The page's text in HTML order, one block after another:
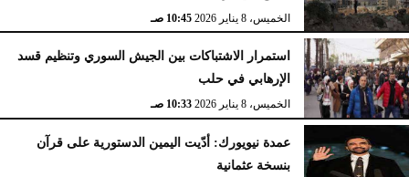
الخميس، 8 يناير 2026 10:45 صـ
استمرار الاشتباكات بين الجيش السوري وتنظيم قسد
الإرهابي في حلب
الخميس، 8 يناير 2026 10:33 صـ
عمدة نيويورك: أدّيت اليمين الدستورية على قرآن
بنسخة عثمانية